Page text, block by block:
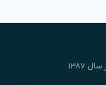
۱۳۸۷